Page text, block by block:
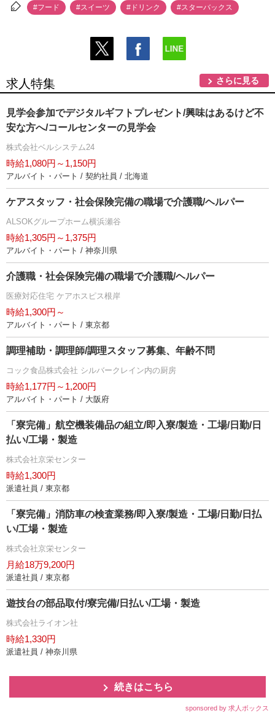
#フード #スイーツ #ドリンク #スターバックス
求人特集 さらに見る
見学会参加でデジタルギフトプレゼント/興味はあるけど不
安な方へ/コールセンターの見学会
株式会社ベルシステム24
時給1,080円～1,150円
アルバイト・パート / 契約社員 / 北海道
ケアスタッフ・社会保険完備の職場で介護職/ヘルパー
ALSOKグループホーム横浜瀬谷
時給1,305円～1,375円
アルバイト・パート / 神奈川県
介護職・社会保険完備の職場で介護職/ヘルパー
医療対応住宅 ケアホスピス根岸
時給1,300円～
アルバイト・パート / 東京都
調理補助・調理師/調理スタッフ募集、年齢不問
コック食品株式会社 シルバークレイン内の厨房
時給1,177円～1,200円
アルバイト・パート / 大阪府
「寮完備」航空機装備品の組立/即入寮/製造・工場/日勤/日
払い/工場・製造
株式会社京栄センター
時給1,300円
派遣社員 / 東京都
「寮完備」消防車の検査業務/即入寮/製造・工場/日勤/日払
い/工場・製造
株式会社京栄センター
月給18万9,200円
派遣社員 / 東京都
遊技台の部品取付/寮完備/日払い/工場・製造
株式会社ライオン社
時給1,330円
派遣社員 / 神奈川県
続きはこちら
sponsored by 求人ボックス